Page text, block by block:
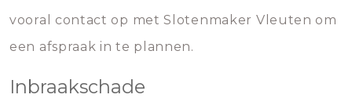
vooral contact op met Slotenmaker Vleuten om
een afspraak in te plannen.
Inbraakschade